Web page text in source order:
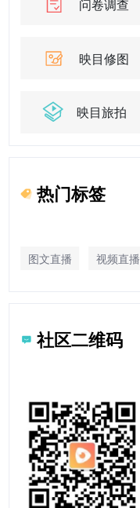
问卷调查
映目修图
映目旅拍
热门标签
图文直播 视频直播
社区二维码